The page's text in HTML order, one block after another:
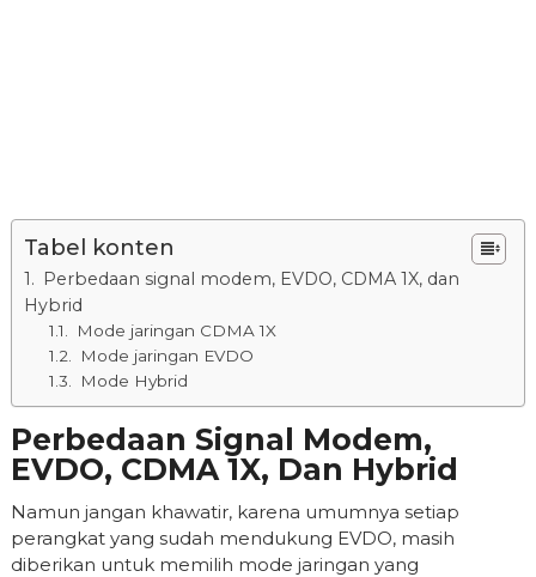
Tabel konten
Perbedaan signal modem, EVDO, CDMA 1X, dan
Hybrid
Mode jaringan CDMA 1X
Mode jaringan EVDO
Mode Hybrid
Perbedaan Signal Modem,
EVDO, CDMA 1X, Dan Hybrid
Namun jangan khawatir, karena umumnya setiap
perangkat yang sudah mendukung EVDO, masih
diberikan untuk memilih mode jaringan yang